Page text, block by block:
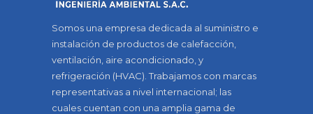
Somos una empresa dedicada al suministro e
instalación de productos de calefacción,
ventilación, aire acondicionado, y
refrigeración (HVAC). Trabajamos con marcas
representativas a nivel internacional; las
cuales cuentan con una amplia gama de